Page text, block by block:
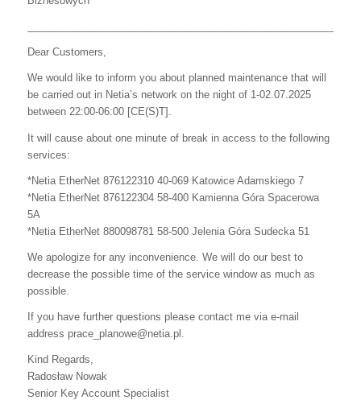
Dear Customers,
We would like to inform you about planned maintenance that will
be carried out in Netia’s network on the night of 1-02.07.2025
between 22:00-06:00 [CE(S)T].
It will cause about one minute of break in access to the following
services:
*Netia EtherNet 876122310 40-069 Katowice Adamskiego 7
*Netia EtherNet 876122304 58-400 Kamienna Góra Spacerowa
5A
*Netia EtherNet 880098781 58-500 Jelenia Góra Sudecka 51
We apologize for any inconvenience. We will do our best to
decrease the possible time of the service window as much as
possible.
If you have further questions please contact me via e-mail
address prace_planowe@netia.pl.
Kind Regards,
Radosław Nowak
Senior Key Account Specialist